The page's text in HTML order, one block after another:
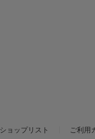
ショップリスト ご利用